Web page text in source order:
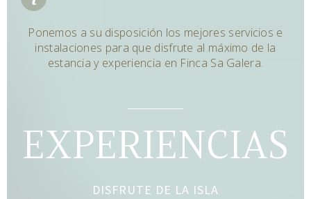
Ponemos a su disposición los mejores servicios e
instalaciones para que disfrute al máximo de la
estancia y experiencia en Finca Sa Galera.
EXPERIENCIAS
DISFRUTE DE LA ISLA